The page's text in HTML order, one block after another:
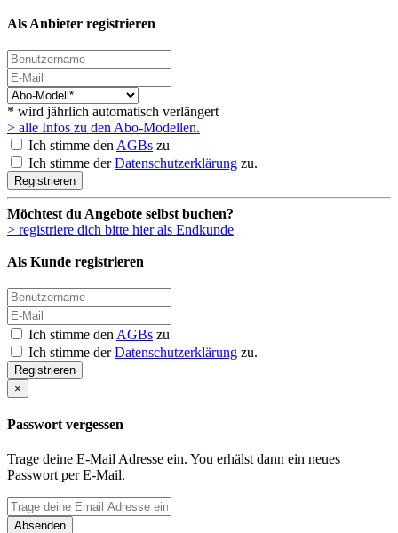
Als Anbieter registrieren
* wird jährlich automatisch verlängert
> alle Infos zu den Abo-Modellen.
Ich stimme den AGBs zu
Ich stimme derDatenschutzerklärung zu.
Registrieren
Möchtest du Angebote selbst buchen?
> registriere dich bitte hier als Endkunde
Als Kunde registrieren
Ich stimme den AGBs zu
Ich stimme derDatenschutzerklärung zu.
Registrieren
×
Passwort vergessen
Trage deine E-Mail Adresse ein. You erhälst dann ein neues
Passwort per E-Mail.
Absenden